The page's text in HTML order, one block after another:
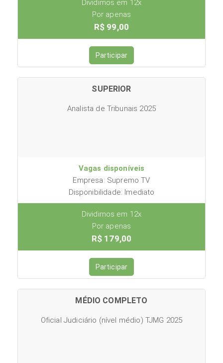
Dividimos em 12x
Por apenas
R$ 99,00
Participar
SUPERIOR
Analista de Tribunais 2025
Vagas disponíveis
Empresa: Supremo TV
Disponibilidade: Imediato
Dividimos em 12x
Por apenas
R$ 179,00
Participar
MÉDIO COMPLETO
Oficial Judiciário (nível médio) TJMG 2025